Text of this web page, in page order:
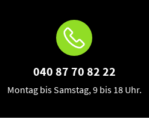
040 87 70 82 22
Montag bis Samstag, 9 bis 18 Uhr.